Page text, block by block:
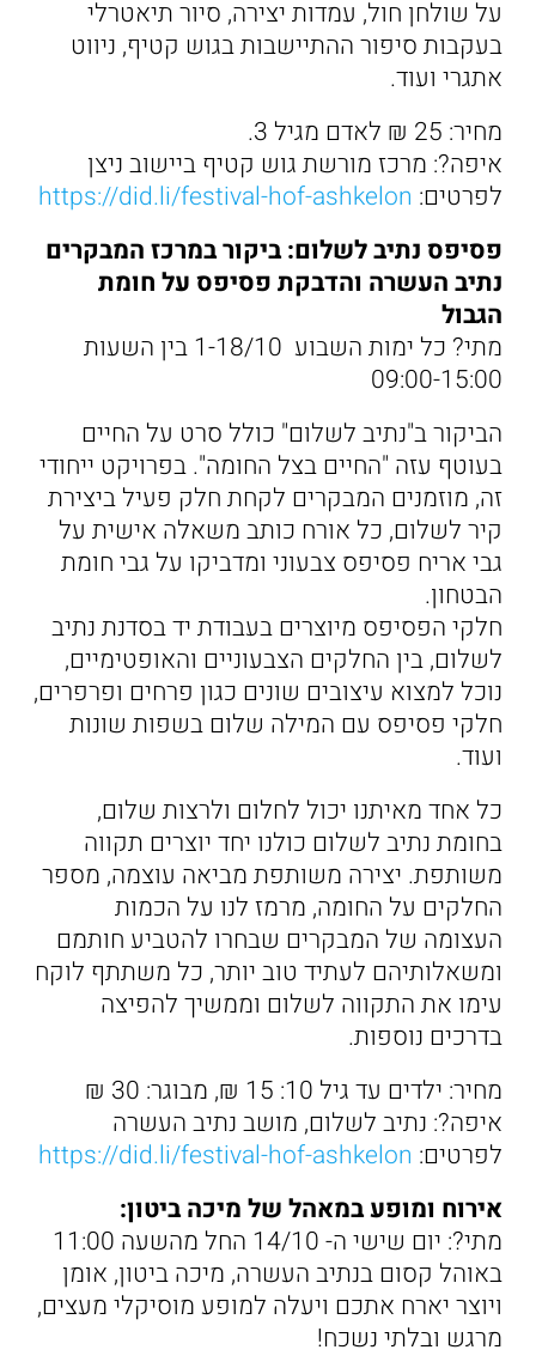
על שולחן חול, עמדות יצירה, סיור תיאטרלי
בעקבות סיפור ההתיישבות בגוש קטיף, ניווט
אתגרי ועוד.
מחיר: 25 ₪ לאדם מגיל 3.
איפה?: מרכז מורשת גוש קטיף ביישוב ניצן
לפרטים: https://did.li/festival-hof-ashkelon
פסיפס נתיב לשלום: ביקור במרכז המבקרים
נתיב העשרה והדבקת פסיפס על חומת
הגבול
מתי? כל ימות השבוע 1-18/10 בין השעות
09:00-15:00
הביקור ב"נתיב לשלום" כולל סרט על החיים
בעוטף עזה "החיים בצל החומה". בפרויקט ייחודי
זה, מוזמנים המבקרים לקחת חלק פעיל ביצירת
קיר לשלום, כל אורח כותב משאלה אישית על
גבי אריח פסיפס צבעוני ומדביקו על גבי חומת
הבטחון.
חלקי הפסיפס מיוצרים בעבודת יד בסדנת נתיב
לשלום, בין החלקים הצבעוניים והאופטימיים,
נוכל למצוא עיצובים שונים כגון פרחים ופרפרים,
חלקי פסיפס עם המילה שלום בשפות שונות
ועוד.
כל אחד מאיתנו יכול לחלום ולרצות שלום,
בחומת נתיב לשלום כולנו יחד יוצרים תקווה
משותפת. יצירה משותפת מביאה עוצמה, מספר
החלקים על החומה, מרמז לנו על הכמות
העצומה של המבקרים שבחרו להטביע חותמם
ומשאלותיהם לעתיד טוב יותר, כל משתתף לוקח
עימו את התקווה לשלום וממשיך להפיצה
בדרכים נוספות.
מחיר: ילדים עד גיל 10: 15 ₪, מבוגר: 30 ₪
איפה?: נתיב לשלום, מושב נתיב העשרה
לפרטים: https://did.li/festival-hof-ashkelon
אירוח ומופע במאהל של מיכה ביטון:
מתי?: יום שישי ה- 14/10 החל מהשעה 11:00
באוהל קסום בנתיב העשרה, מיכה ביטון, אומן
ויוצר יארח אתכם ויעלה למופע מוסיקלי מעצים,
מרגש ובלתי נשכח!